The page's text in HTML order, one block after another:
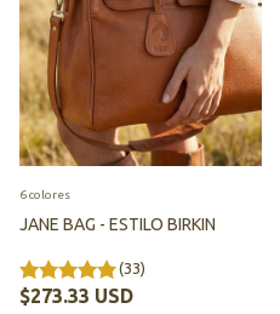
JANE BAG - ESTILO BIRKIN
(33)
$273.33 USD
6 colores